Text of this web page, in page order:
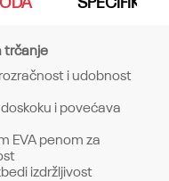
trčanje
i udobnost
i povećava
EVA penom za
izdržljivost